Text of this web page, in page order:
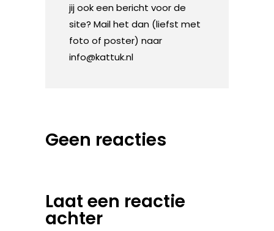
jij ook een bericht voor de
site? Mail het dan (liefst met
foto of poster) naar
info@kattuk.nl
Geen reacties
Laat een reactie
achter